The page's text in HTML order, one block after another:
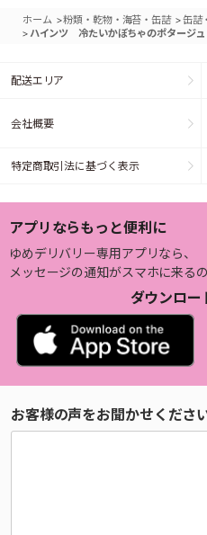
ホーム >粉類・乾物・海苔・缶詰 >缶詰
> ハインツ 冷たいかぼちゃのポタージ
配送エリア
会社概要
特定商取引法に基づく表示
アプリならもっと便利に
ゆめデリバリー専用アプリなら、
メッセージの通知がスマホに来る
ダウンロー
お客様の声をお聞かせくださ